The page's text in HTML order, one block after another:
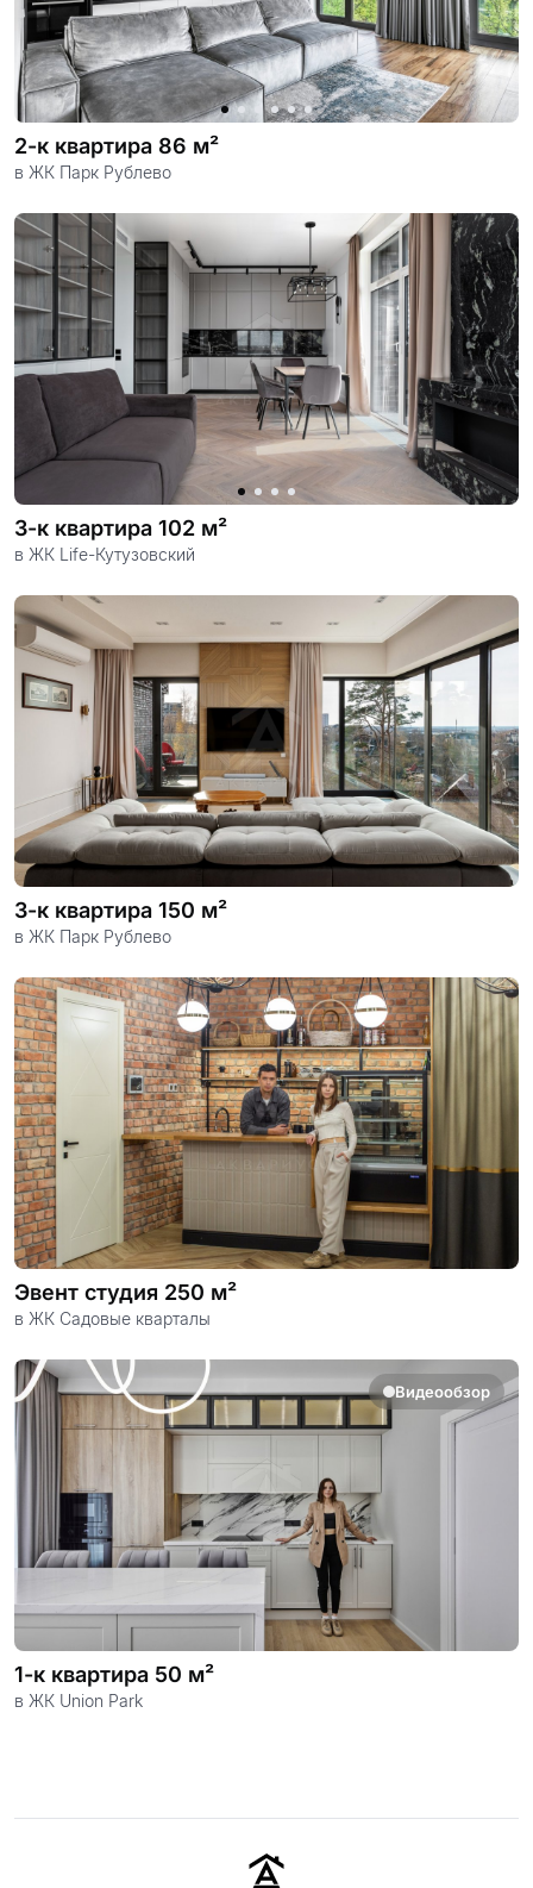
2-к квартира 86 м²
в ЖК Парк Рублево
3-к квартира 102 м²
в ЖК Life-Кутузовский
3-к квартира 150 м²
в ЖК Парк Рублево
Эвент студия 250 м²
в ЖК Садовые кварталы
Видеообзор
1-к квартира 50 м²
в ЖК Union Park